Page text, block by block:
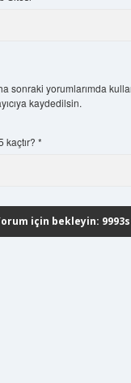
sonraki yorumlarımda
kaydedilsin.
kaçtır?*